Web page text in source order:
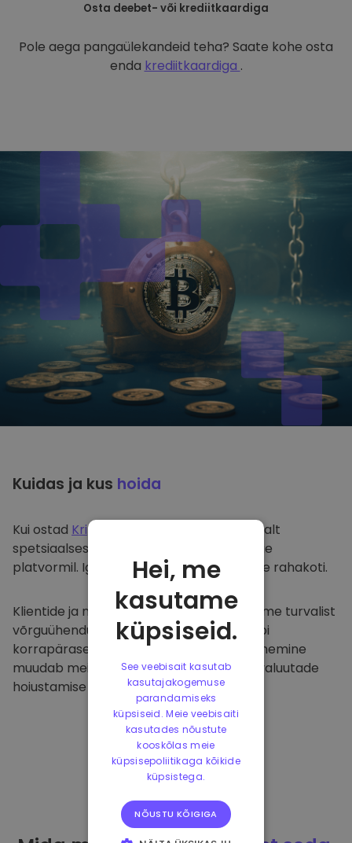
Osta deebet- või krediitkaardiga
Pole aega pangaülekandeid teha? Saate kohe osta
enda krediitkaardiga .
Kuidas ja kus hoida
Kui ostad Kriptomat
, kanname selle sujuvalt
spetsiaalsesse ja turvalisse rahakotti meie
platvormil. Iga kasutaja saab individuaalse rahakoti.
Klientide ja nende raha kaitsmiseks pakume turvalist
võrguühenduseta hoiustamist ja viime läbi
korrapäraseid turvaauditeid. Selline lähenemine
muudab meie platvormi ja teiste krüptovaluutade
hoiustamise tõeliseks taevaks.
Hei, me
kasutame
küpsiseid.
See veebisait kasutab
kasutajakogemuse
parandamiseks
küpsiseid. Meie veebisaiti
kasutades nõustute
kooskõlas meie
küpsisepoliitikaga kõikide
küpsistega.
NÕUSTU KÕIGIGA